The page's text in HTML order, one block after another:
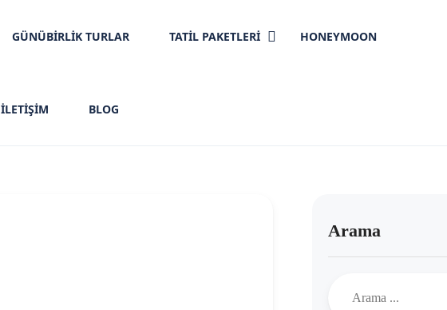
GÜNÜBİRLİK TURLAR TATİL PAKETLERİ HONEYMOON
İLETIŞIM BLOG
Arama